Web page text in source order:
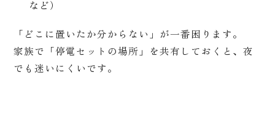
など）
「どこに置いたか分からない」が一番困ります。
家族で「停電セットの場所」を共有しておくと、夜
でも迷いにくいです。